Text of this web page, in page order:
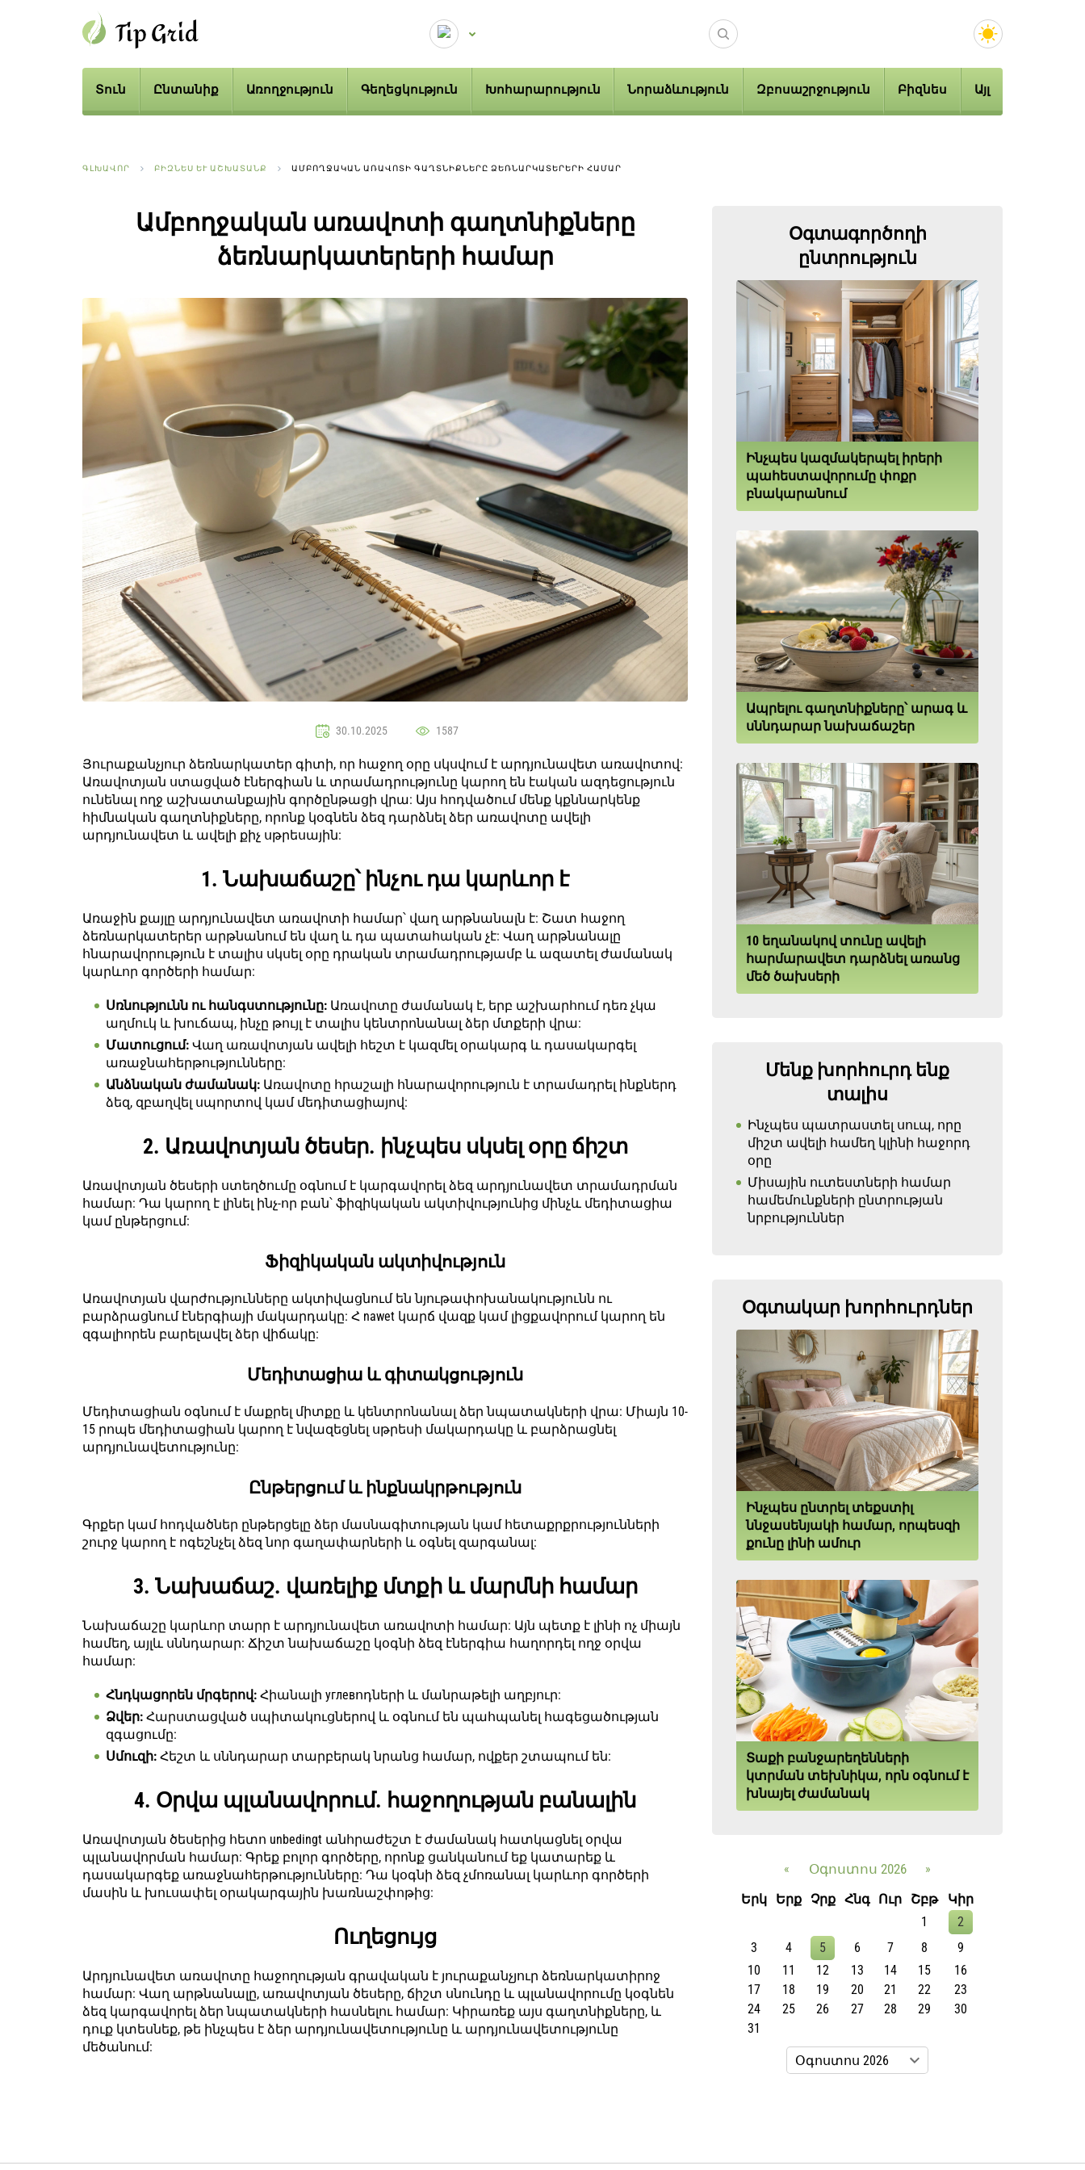
Տուն Ընտանիք Առողջություն Գեղեցկություն Խոհարարություն Նորաձևություն Զբոսաշրջություն Բիզնես Այլ
ԳԼԽԱՎՈՐ ԲԻԶՆԵՍ ԵՒ ԱՇԽԱՏԱՆՔ ԱՄԲՈՂՋԱԿԱՆ ԱՌԱՎՈՏԻ ԳԱՂՏՆԻՔՆԵՐԸ ՁԵՌՆԱՐԿԱՏԵՐԵՐԻ ՀԱՄԱՐ
Ամբողջական առավոտի գաղտնիքները
ձեռնարկատերերի համար
30.10.2025 1587
Յուրաքանչյուր ձեռնարկատեր գիտի, որ հաջող օրը սկսվում է արդյունավետ առավոտով:
Առավոտյան ստացված էներգիան և տրամադրությունը կարող են էական ազդեցություն
ունենալ ողջ աշխատանքային գործընթացի վրա: Այս հոդվածում մենք կքննարկենք
հիմնական գաղտնիքները, որոնք կօգնեն ձեզ դարձնել ձեր առավոտը ավելի
արդյունավետ և ավելի քիչ սթրեսային:
1. Նախաճաշը՝ ինչու դա կարևոր է
Առաջին քայլը արդյունավետ առավոտի համար՝ վաղ արթնանալն է: Շատ հաջող
ձեռնարկատերեր արթնանում են վաղ և դա պատահական չէ: Վաղ արթնանալը
հնարավորություն է տալիս սկսել օրը դրական տրամադրությամբ և ազատել ժամանակ
կարևոր գործերի համար:
Սռնությունն ու հանգստությունը: Առավոտը ժամանակ է, երբ աշխարհում դեռ չկա
աղմուկ և խուճապ, ինչը թույլ է տալիս կենտրոնանալ ձեր մտքերի վրա:
Մատուցում: Վաղ առավոտյան ավելի հեշտ է կազմել օրակարգ և դասակարգել
առաջնահերթությունները:
Անձնական ժամանակ: Առավոտը հրաշալի հնարավորություն է տրամադրել ինքներդ
ձեզ, զբաղվել սպորտով կամ մեդիտացիայով:
2. Առավոտյան ծեսեր. ինչպես սկսել օրը ճիշտ
Առավոտյան ծեսերի ստեղծումը օգնում է կարգավորել ձեզ արդյունավետ տրամադրման
համար: Դա կարող է լինել ինչ-որ բան՝ ֆիզիկական ակտիվությունից մինչև մեդիտացիա
կամ ընթերցում:
Ֆիզիկական ակտիվություն
Առավոտյան վարժությունները ակտիվացնում են նյութափոխանակությունն ու
բարձրացնում էներգիայի մակարդակը: Հ nawet կարճ վազք կամ լիցքավորում կարող են
զգալիորեն բարելավել ձեր վիճակը:
Մեդիտացիա և գիտակցություն
Մեդիտացիան օգնում է մաքրել միտքը և կենտրոնանալ ձեր նպատակների վրա: Միայն 10-
15 րոպե մեդիտացիան կարող է նվազեցնել սթրեսի մակարդակը և բարձրացնել
արդյունավետությունը:
Ընթերցում և ինքնակրթություն
Գրքեր կամ հոդվածներ ընթերցելը ձեր մասնագիտության կամ հետաքրքրությունների
շուրջ կարող է ոգեշնչել ձեզ նոր գաղափարների և օգնել զարգանալ:
3. Նախաճաշ. վառելիք մտքի և մարմնի համար
Նախաճաշը կարևոր տարր է արդյունավետ առավոտի համար: Այն պետք է լինի ոչ միայն
համեղ, այլև սննդարար: Ճիշտ նախաճաշը կօգնի ձեզ էներգիա հաղորդել ողջ օրվա
համար:
Հնդկացորեն մրգերով: Հիանալի углевոդների և մանրաթելի աղբյուր:
Ձվեր: Հարստացված սպիտակուցներով և օգնում են պահպանել հագեցածության
զգացումը:
Սմուզի: Հեշտ և սննդարար տարբերակ նրանց համար, ովքեր շտապում են:
4. Օրվա պլանավորում. հաջողության բանալին
Առավոտյան ծեսերից հետո unbedingt անհրաժեշտ է ժամանակ հատկացնել օրվա
պլանավորման համար: Գրեք բոլոր գործերը, որոնք ցանկանում եք կատարեք և
դասակարգեք առաջնահերթությունները: Դա կօգնի ձեզ չմոռանալ կարևոր գործերի
մասին և խուսափել օրակարգային խառնաշփոթից:
Ուղեցույց
Արդյունավետ առավոտը հաջողության գրավական է յուրաքանչյուր ձեռնարկատիրոջ
համար: Վաղ արթնանալը, առավոտյան ծեսերը, ճիշտ սնունդը և պլանավորումը կօգնեն
ձեզ կարգավորել ձեր նպատակների հասնելու համար: Կիրառեք այս գաղտնիքները, և
դուք կտեսնեք, թե ինչպես է ձեր արդյունավետությունը և արդյունավետությունը
մեծանում:
Օգտագործողի
ընտրություն
Ինչպես կազմակերպել իրերի
պահեստավորումը փոքր
բնակարանում
Ապրելու գաղտնիքները՝ արագ և
սննդարար նախաճաշեր
10 եղանակով տունը ավելի
հարմարավետ դարձնել առանց
մեծ ծախսերի
Մենք խորհուրդ ենք
տալիս
Ինչպես պատրաստել սուպ, որը
միշտ ավելի համեղ կլինի հաջորդ
օրը
Միսային ուտեստների համար
համեմունքների ընտրության
նրբություններ
Օգտակար խորհուրդներ
Ինչպես ընտրել տեքստիլ
ննջասենյակի համար, որպեսզի
քունը լինի ամուր
Տաքի բանջարեղենների
կտրման տեխնիկա, որն օգնում է
խնայել ժամանակ
« Օգոստոս 2026
»
Երկ
Երք Չրք Հնգ Ուր Շբթ
Կիր
1
2
3
4 5 6 7 8
9
10
11 12 13 14 15
16
17
18 19 20 21 22
23
24
25 26 27 28 29
30
31